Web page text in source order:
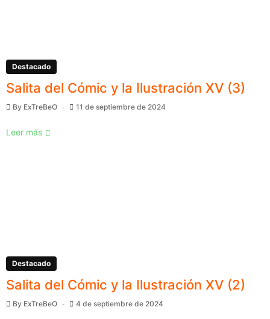
Destacado
Salita del Cómic y la Ilustración XV (3)
By ExTreBeO 11 de septiembre de 2024
Leer más
Destacado
Salita del Cómic y la Ilustración XV (2)
By ExTreBeO 4 de septiembre de 2024